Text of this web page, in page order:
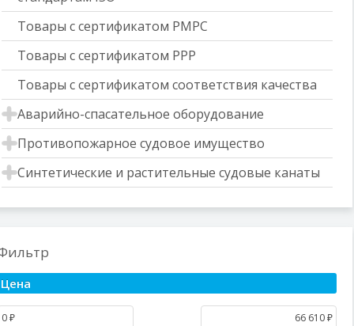
Товары с сертификатом РМРС
Товары с сертификатом РРР
Товары с сертификатом соответствия качества
Аварийно-спасательное оборудование
Противопожарное судовое имущество
Синтетические и растительные судовые канаты
Цена